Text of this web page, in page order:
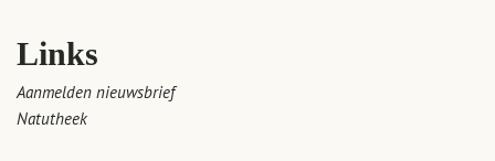
Links
Aanmelden nieuwsbrief
Natutheek